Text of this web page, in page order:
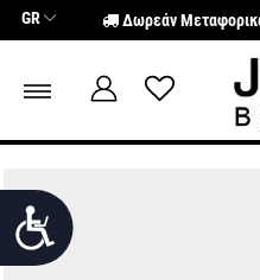
Σημείωση:
Αυτός
περιλαμβάνει
προσβασιμότητας.
Προσιτότητα
GR Δωρεάν